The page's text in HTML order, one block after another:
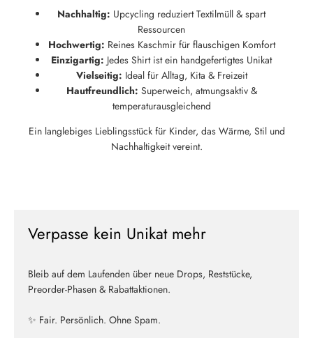
Nachhaltig: Upcycling reduziert Textilmüll & spart
Ressourcen
Hochwertig: Reines Kaschmir für flauschigen Komfort
Einzigartig: Jedes Shirt ist ein handgefertigtes Unikat
Vielseitig: Ideal für Alltag, Kita & Freizeit
Hautfreundlich: Superweich, atmungsaktiv &
temperaturausgleichend
Ein langlebiges Lieblingsstück für Kinder, das Wärme, Stil und
Nachhaltigkeit vereint.
Verpasse kein Unikat mehr
Bleib auf dem Laufenden über neue Drops, Reststücke,
Preorder-Phasen & Rabattaktionen.
✨ Fair. Persönlich. Ohne Spam.
ABSCHICKEN